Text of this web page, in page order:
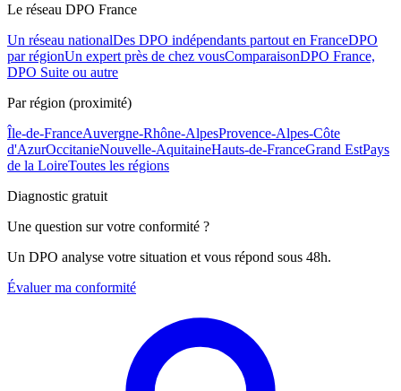
Le réseau DPO France
Un réseau nationalDes DPO indépendants partout en FranceDPO
par régionUn expert près de chez vousComparaisonDPO France,
DPO Suite ou autre
Par région (proximité)
Île-de-FranceAuvergne-Rhône-AlpesProvence-Alpes-Côte
d'AzurOccitanieNouvelle-AquitaineHauts-de-FranceGrand EstPays
de la LoireToutes les régions
Diagnostic gratuit
Une question sur votre conformité ?
Un DPO analyse votre situation et vous répond sous 48h.
Évaluer ma conformité